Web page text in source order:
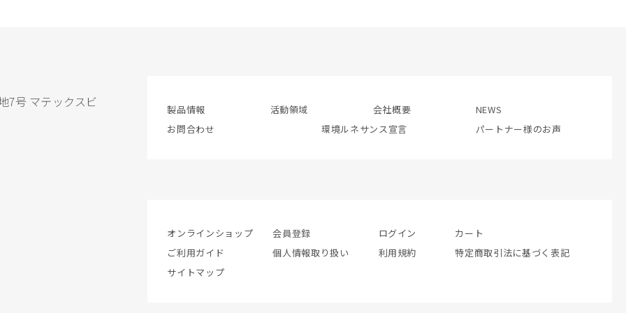
7号 マテックスビ 製品情報 活動領域 会社概要
NEWS
お問合わせ
環境ルネサンス宣言 パートナー様のお声
オンラインショップ 会員登録 ログイン
カート
ご利用ガイド
個人情報取り扱い 利用規約
特定商取引法に基づく表記
サイトマップ